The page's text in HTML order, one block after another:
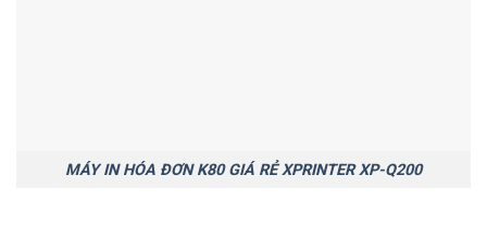
MÁY IN HÓA ĐƠN K80 GIÁ RẺ XPRINTER XP-Q200